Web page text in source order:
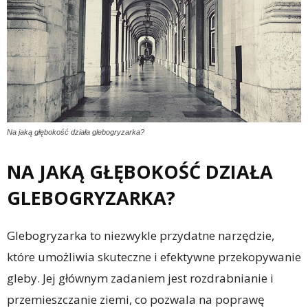
Na jaką głębokość działa glebogryzarka?
NA JAKĄ GŁĘBOKOŚĆ DZIAŁA
GLEBOGRYZARKA?
Glebogryzarka to niezwykle przydatne narzędzie,
które umożliwia skuteczne i efektywne przekopywanie
gleby. Jej głównym zadaniem jest rozdrabnianie i
przemieszczanie ziemi, co pozwala na poprawę